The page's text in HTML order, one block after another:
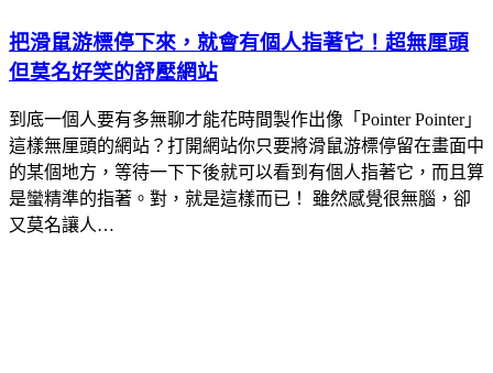
把滑鼠游標停下來，就會有個人指著它！超無厘頭
但莫名好笑的舒壓網站
到底一個人要有多無聊才能花時間製作出像「Pointer Pointer」
這樣無厘頭的網站？打開網站你只要將滑鼠游標停留在畫面中
的某個地方，等待一下下後就可以看到有個人指著它，而且算
是蠻精準的指著。對，就是這樣而已！ 雖然感覺很無腦，卻
又莫名讓人…